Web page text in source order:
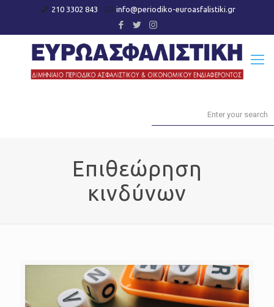
210 3302 843 info@periodiko-euroasfalistiki.gr
Επιθεώρηση
κινδύνων